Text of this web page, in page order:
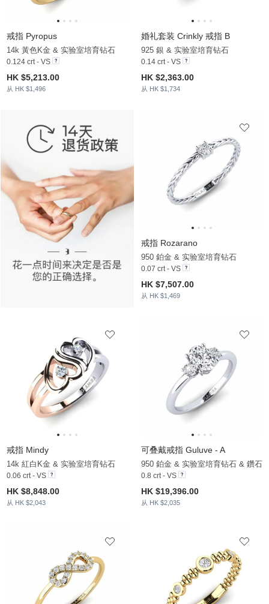
戒指 Pyropus
14k 黃色K金 & 实验室培育钻石
0.124 crt - VS
HK $5,213.00
从 HK $1,496
婚礼套装 Crinkly 戒指 B
925 銀 & 实验室培育钻石
0.14 crt - VS
HK $2,363.00
从 HK $1,734
戒指 Rozarano
950 鉑金 & 实验室培育钻石
0.07 crt - VS
HK $7,507.00
从 HK $1,469
戒指 Mindy
14k 紅白K金 & 实验室培育钻石
0.06 crt - VS
HK $8,848.00
从 HK $2,043
可叠戴戒指 Guluve - A
950 鉑金 & 实验室培育钻石 & 鑽石
0.8 crt - VS
HK $19,396.00
从 HK $2,035